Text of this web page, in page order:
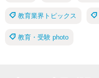
教育業界トピックス
教育・受験 photo